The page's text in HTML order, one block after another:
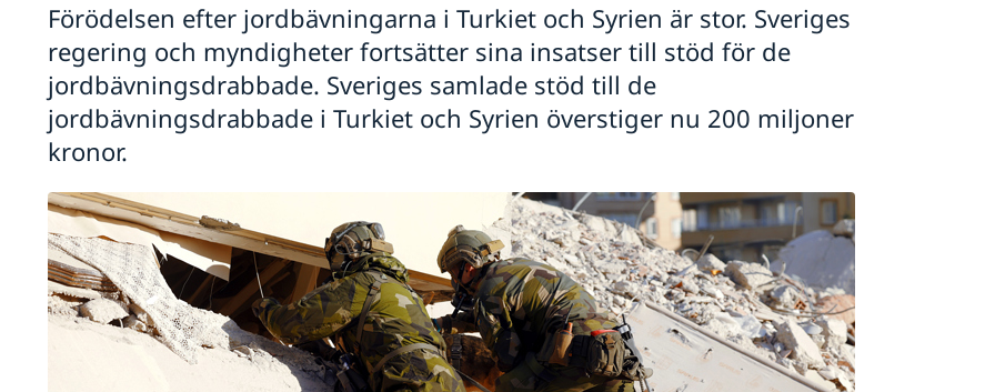
Förödelsen efter jordbävningarna i Turkiet och Syrien är stor. Sveriges
regering och myndigheter fortsätter sina insatser till stöd för de
jordbävningsdrabbade. Sveriges samlade stöd till de
jordbävningsdrabbade i Turkiet och Syrien överstiger nu 200 miljoner
kronor.